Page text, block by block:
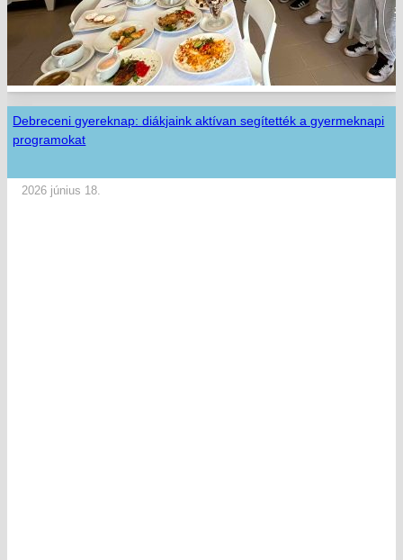
Debreceni gyereknap: diákjaink aktívan segítették a gyermeknapi
programokat
2026 június 18.